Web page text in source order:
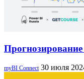
myBI Connect 30 июля